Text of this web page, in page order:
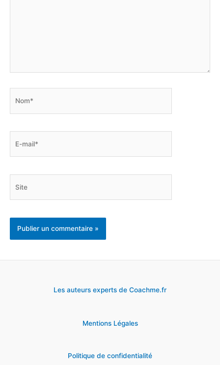
Les auteurs experts de Coachme.fr
Mentions Légales
Politique de confidentialité